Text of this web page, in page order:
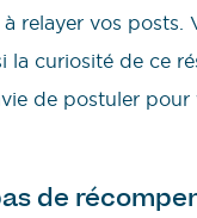
relayer vos posts.
la curiosité de ce
de postuler pour
de